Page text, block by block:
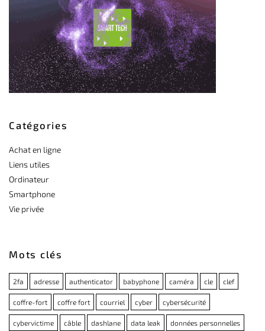
Catégories
Achat en ligne
Liens utiles
Ordinateur
Smartphone
Vie privée
Mots clés
2fa adresse authenticator babyphone caméra cle clef
coffre-fort coffre fort courriel cyber cybersécurité
cybervictime câble dashlane data leak données personnelles